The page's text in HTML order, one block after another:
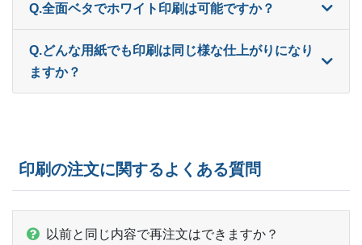
Q.全面ベタでホワイト印刷は可能ですか？
Q.どんな用紙でも印刷は同じ様な仕上がりになり
ますか？
印刷の注文に関するよくある質問
以前と同じ内容で再注文はできますか？